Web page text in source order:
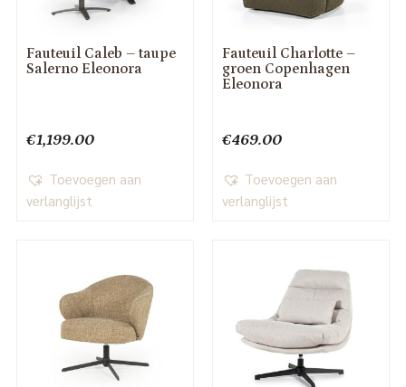
Fauteuil Caleb – taupe
Salerno Eleonora
€1,199.00
Toevoegen aan
verlanglijst
Fauteuil Charlotte –
groen Copenhagen
Eleonora
€469.00
Toevoegen aan
verlanglijst